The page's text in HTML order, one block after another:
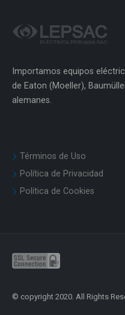
Importamos equipos
de Eaton (Moeller),
alemanes.
Términos de Uso
Política de Privacidad
Política de Cookies
© copyright 2020. All Rights